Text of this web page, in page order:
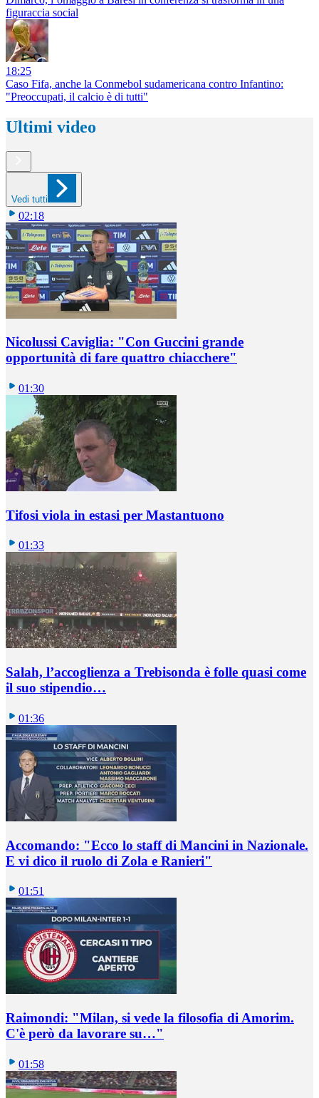
figuraccia social
18:25
Caso Fifa, anche la Conmebol sudamericana contro Infantino:
"Preoccupati, il calcio è di tutti"
Ultimi video
Vedi tutti
02:18
Nicolussi Caviglia: "Con Guccini grande
opportunità di fare quattro chiacchere"
01:30
Tifosi viola in estasi per Mastantuono
01:33
Salah, l’accoglienza a Trebisonda è folle quasi come
il suo stipendio…
01:36
Accomando: "Ecco lo staff di Mancini in Nazionale.
E vi dico il ruolo di Zola e Ranieri"
01:51
Raimondi: "Milan, si vede la filosofia di Amorim.
C'è però da lavorare su…"
01:58